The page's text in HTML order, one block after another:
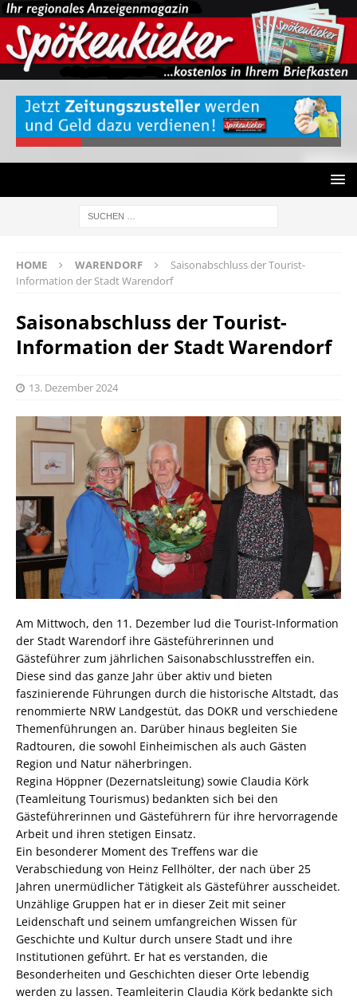
HOME WARENDORF
Saisonabschluss der Tourist-
Information der Stadt Warendorf
Saisonabschluss der Tourist-
Information der Stadt Warendorf
13. Dezember 2024
Am Mittwoch, den 11. Dezember lud die Tourist-Information
der Stadt Warendorf ihre Gästeführerinnen und
Gästeführer zum jährlichen Saisonabschlusstreffen ein.
Diese sind das ganze Jahr über aktiv und bieten
faszinierende Führungen durch die historische Altstadt, das
renommierte NRW Landgestüt, das DOKR und verschiedene
Themenführungen an. Darüber hinaus begleiten Sie
Radtouren, die sowohl Einheimischen als auch Gästen
Region und Natur näherbringen.
Regina Höppner (Dezernatsleitung) sowie Claudia Körk
(Teamleitung Tourismus) bedankten sich bei den
Gästeführerinnen und Gästeführern für ihre hervorragende
Arbeit und ihren stetigen Einsatz.
Ein besonderer Moment des Treffens war die
Verabschiedung von Heinz Fellhölter, der nach über 25
Jahren unermüdlicher Tätigkeit als Gästeführer ausscheidet.
Unzählige Gruppen hat er in dieser Zeit mit seiner
Leidenschaft und seinem umfangreichen Wissen für
Geschichte und Kultur durch unsere Stadt und ihre
Institutionen geführt. Er hat es verstanden, die
Besonderheiten und Geschichten dieser Orte lebendig
werden zu lassen. Teamleiterin Claudia Körk bedankte sich